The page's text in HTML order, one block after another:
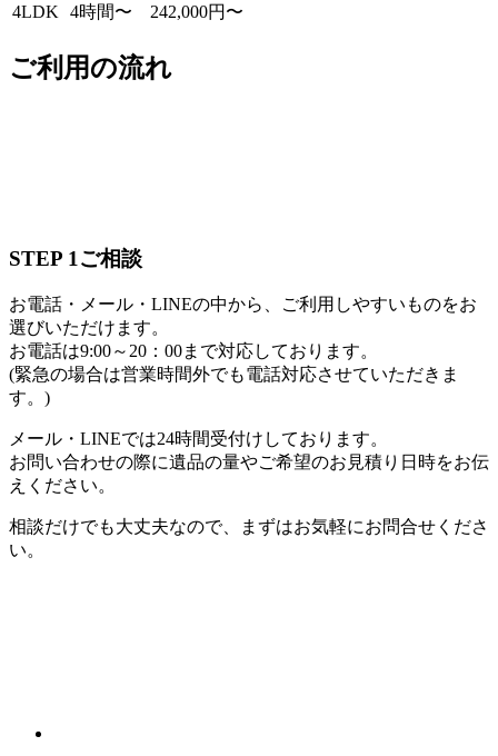
4LDK 4時間〜 242,000円〜
ご利用の流れ
STEP 1 ご相談
お電話・メール・LINEの中から、ご利用しやすいものをお
選びいただけます。
お電話は9:00～20：00まで対応しております。
(緊急の場合は営業時間外でも電話対応させていただきま
す。)
メール・LINEでは24時間受付けしております。
お問い合わせの際に遺品の量やご希望のお見積り日時をお伝
えください。
相談だけでも大丈夫なので、まずはお気軽にお問合せくださ
い。